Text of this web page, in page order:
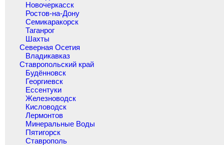
Новочеркасск
Ростов-на-Дону
Семикаракорск
Таганрог
Шахты
Северная Осетия
Владикавказ
Ставропольский край
Будённовск
Георгиевск
Ессентуки
Железноводск
Кисловодск
Лермонтов
Минеральные Воды
Пятигорск
Ставрополь